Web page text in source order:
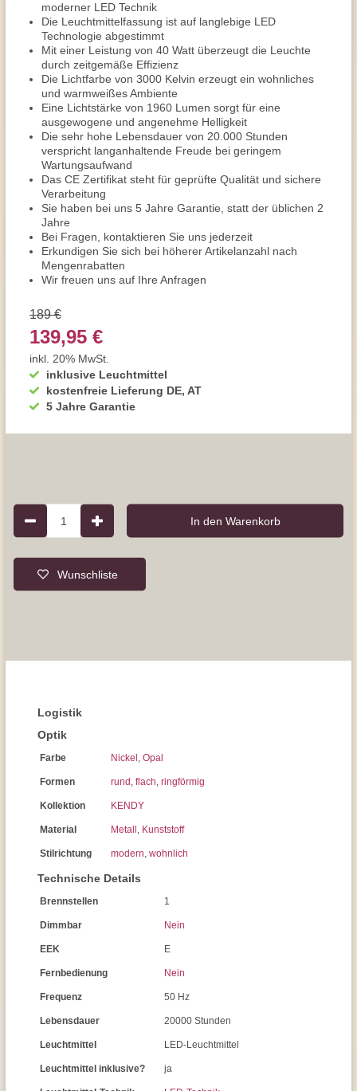
moderner LED Technik
Die Leuchtmittelfassung ist auf langlebige LED
Technologie abgestimmt
Mit einer Leistung von 40 Watt überzeugt die Leuchte
durch zeitgemäße Effizienz
Die Lichtfarbe von 3000 Kelvin erzeugt ein wohnliches
und warmweißes Ambiente
Eine Lichtstärke von 1960 Lumen sorgt für eine
ausgewogene und angenehme Helligkeit
Die sehr hohe Lebensdauer von 20.000 Stunden
verspricht langanhaltende Freude bei geringem
Wartungsaufwand
Das CE Zertifikat steht für geprüfte Qualität und sichere
Verarbeitung
Sie haben bei uns 5 Jahre Garantie, statt der üblichen 2
Jahre
Bei Fragen, kontaktieren Sie uns jederzeit
Erkundigen Sie sich bei höherer Artikelanzahl nach
Mengenrabatten
Wir freuen uns auf Ihre Anfragen
inklusive Leuchtmittel
kostenfreie Lieferung DE, AT
5 Jahre Garantie
189 €
139,95 €
inkl. 20% MwSt.
1 In den Warenkorb
Wunschliste
Logistik
Optik
Farbe Nickel , Opal
Formen rund , flach, ringförmig
Kollektion KENDY
Material Metall , Kunststoff
Stilrichtung modern, wohnlich
Technische Details
Brennstellen 1
Dimmbar Nein
EEK E
Fernbedienung Nein
Frequenz 50 Hz
Lebensdauer 20000 Stunden
Leuchtmittel LED-Leuchtmittel
Leuchtmittel inklusive? ja